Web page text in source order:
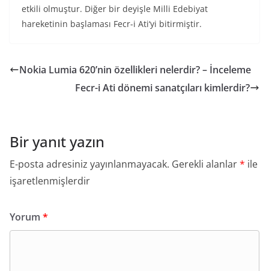
etkili olmuştur. Diğer bir deyişle Milli Edebiyat
hareketinin başlaması Fecr-i Ati‘yi bitirmiştir.
Nokia Lumia 620’nin özellikleri nelerdir? – İnceleme
Fecr-i Ati dönemi sanatçıları kimlerdir?
Bir yanıt yazın
E-posta adresiniz yayınlanmayacak. Gerekli alanlar* ile
işaretlenmişlerdir
Yorum *